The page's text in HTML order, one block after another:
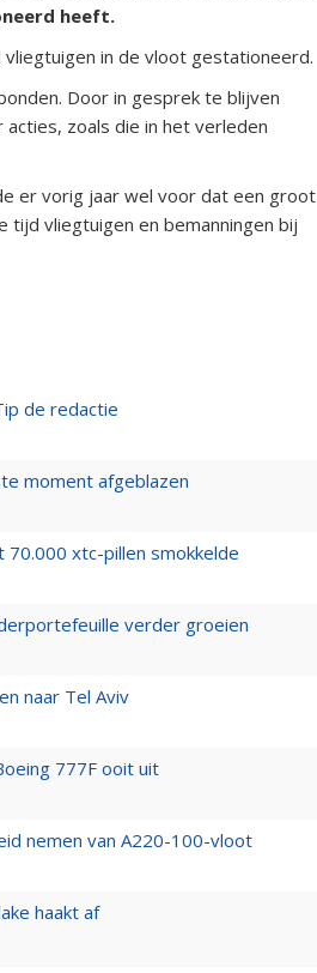
heeft.
in de vloot gestationeerd.
Door in gesprek te blijven
zoals die in het verleden
er vorig jaar wel voor dat een groot
tijd vliegtuigen en bemanningen bij
de redactie
moment afgeblazen
70.000 xtc-pillen smokkelde
verder groeien
naar Tel Aviv
777F ooit uit
nemen van A220-100-vloot
haakt af